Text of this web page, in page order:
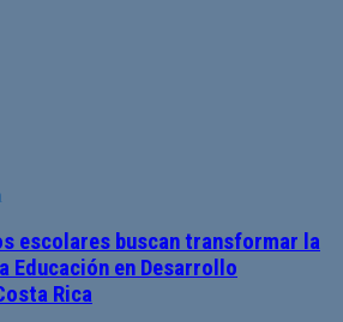
escolares buscan transformar la
Educación en Desarrollo
Rica